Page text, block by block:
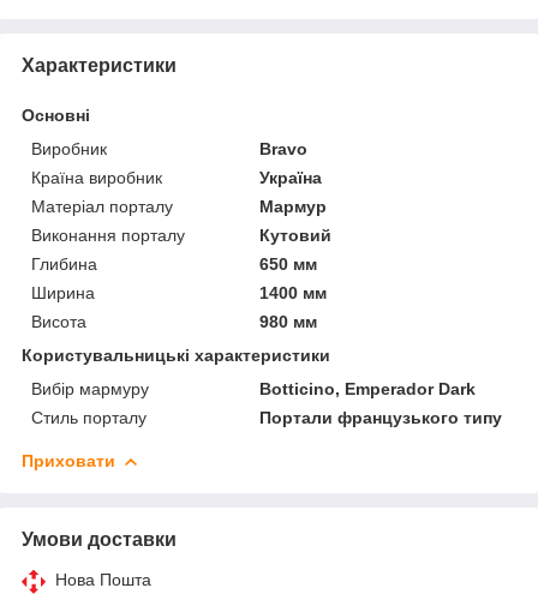
Характеристики
Основні
Виробник
Bravo
Країна виробник
Україна
Матеріал порталу
Мармур
Виконання порталу
Кутовий
Глибина
650 мм
Ширина
1400 мм
Висота
980 мм
Користувальницькі характеристики
Вибір мармуру
Botticino, Emperador Dark
Стиль порталу
Портали французького типу
Приховати
Умови доставки
Нова Пошта